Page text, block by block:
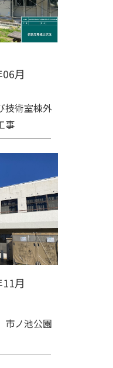
月
技術室棟外
事
月
市ノ池公園